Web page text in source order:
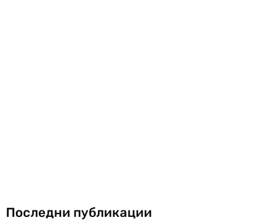
Последни публикации